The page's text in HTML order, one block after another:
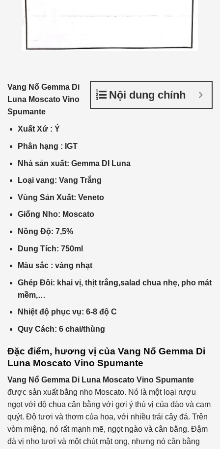
Nội dung chính
Vang Nổ Gemma Di
Luna Moscato Vino
Spumante
Xuất Xứ : Ý
Phân hạng : IGT
Nhàsản xuất: Gemma DI Luna
Loại vang: Vang Trắng
Vùng Sản Xuất: Veneto
Giống Nho: Moscato
Nồng Độ: 7,5%
Dung Tích: 750ml
Màu sắc : vàng nhạt
Ghép Đôi: khai vị, thịt trắng,salad chua nhẹ, pho mát
mềm,…
Nhiệt độ phục vụ: 6-8 độ C
Quy Cách: 6 chai/thùng
Đặc điểm, hương vị của Vang Nổ Gemma Di
Luna Moscato Vino Spumante
Vang Nổ Gemma Di Luna Moscato Vino Spumante
được sản xuất bằng nho Moscato. Nó là một loại rượu
ngọt với độ chua cân bằng với gợi ý thú vị của đào và cam
quýt. Độ tươi và thơm của hoa, với nhiều trái cây đá. Trên
vòm miệng, nó rất mạnh mẽ, ngọt ngào và cân bằng. Đậm
đà vị nho tươi và một chút mật ong, nhưng nó cân bằng